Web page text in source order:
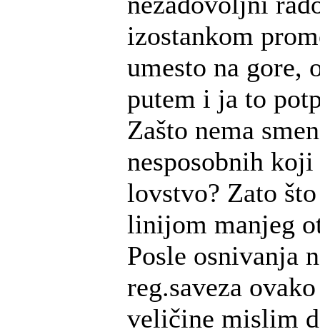
izostankom
umesto na gore,
putem i ja to
Zašto nema
nesposobnih
lovstvo? Zato
linijom manjeg
Posle osnivanja
reg.saveza
veličine mislim